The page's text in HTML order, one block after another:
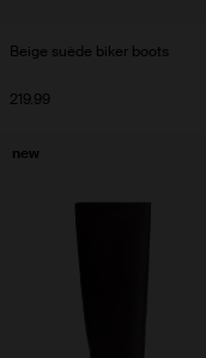
Beige suède biker boots
219.99
new